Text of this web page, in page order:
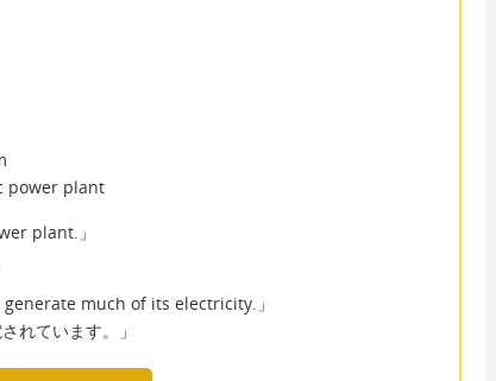
power plant
plant.」
much of its electricity.」
れています。」